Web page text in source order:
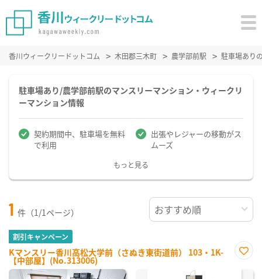
香川ウィークリードットコム 木田郡三木町 農学部前駅 駐車場あり
駐車場あり/農学部前駅のマンスリーマンション・ウィークリ
ーマンション情報
契約期間中、駐車場を無料
で利用
出張やレジャーの移動がス
ムーズ
もっと見る
1 件（1/1ページ）
割引キャンペーン
Kマンスリー香川高松大学前（さぬき東街道前） 103・1K-
【中部屋】(No.313006)
に入